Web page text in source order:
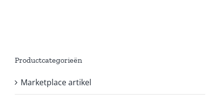
Productcategorieën
Marketplace artikel